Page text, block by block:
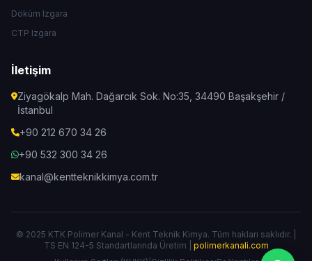
Döküm Izgara
CTP Izgara
İletişim
Ziyagökalp Mah. Dağarcık Sok. No:35, 34490 Başakşehir /
İstanbul
+90 212 670 34 26
+90 532 300 34 26
kanal@kentteknikkimya.com.tr
© 2025 KTK Polimer Kanal - Kent Teknik Kimya. Tüm hakları saklıdır. |
TS EN 124-5 Standartlarında Üretim | polimerkanali.com